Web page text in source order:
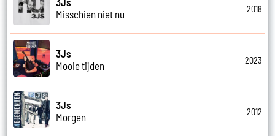
Misschien niet nu
2018
3Js
Mooie tijden
2023
3Js
Morgen
2012